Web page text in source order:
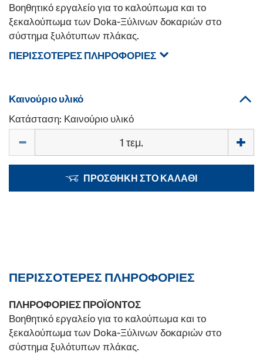
Βοηθητικό εργαλείο για το καλούπωμα και το
ξεκαλούπωμα των Doka-Ξύλινων δοκαριών στο
σύστημα ξυλότυπων πλάκας.
ΠΕΡΙΣΣΌΤΕΡΕΣ ΠΛΗΡΟΦΟΡΊΕΣ
Καινούριο υλικό
Κατάσταση: Καινούριο υλικό
ΠΡΟΣΘΉΚΗ ΣΤΟ ΚΑΛΆΘΙ
ΠΕΡΙΣΣΌΤΕΡΕΣ ΠΛΗΡΟΦΟΡΊΕΣ
ΠΛΗΡΟΦΟΡΊΕΣ ΠΡΟΪΌΝΤΟΣ
Βοηθητικό εργαλείο για το καλούπωμα και το
ξεκαλούπωμα των Doka-Ξύλινων δοκαριών στο
σύστημα ξυλότυπων πλάκας.